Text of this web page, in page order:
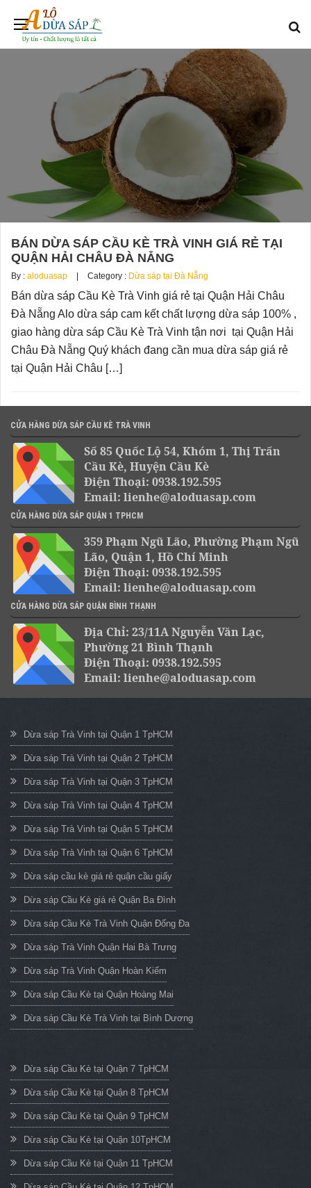
BÁN DỪA SÁP CẦU KÈ TRÀ VINH GIÁ RẺ TẠI
QUẬN HẢI CHÂU ĐÀ NẴNG
By : aloduasap Category : Dừa sáp tại Đà Nẵng
Bán dừa sáp Cầu Kè Trà Vinh giá rẻ tại Quận Hải Châu
Đà Nẵng Alo dừa sáp cam kết chất lượng dừa sáp 100% ,
giao hàng dừa sáp Cầu Kè Trà Vinh tận nơi tại Quận Hải
Châu Đà Nẵng Quý khách đang cần mua dừa sáp giá rẻ
tại Quận Hải Châu […]
CỬA HÀNG DỪA SÁP CẦU KÈ TRÀ VINH
Số 85 Quốc Lộ 54, Khóm 1, Thị Trấn
Cầu Kè, Huyện Cầu Kè
Điện Thoại: 0938.192.595
Email: lienhe@aloduasap.com
CỬA HÀNG DỪA SÁP QUẬN 1 TPHCM
359 Phạm Ngũ Lão, Phường Phạm Ngũ
Lão, Quận 1, Hồ Chí Minh
Điện Thoại: 0938.192.595
Email: lienhe@aloduasap.com
CỬA HÀNG DỪA SÁP QUẬN BÌNH THẠNH
Địa Chỉ: 23/11A Nguyễn Văn Lạc,
Phường 21 Bình Thạnh
Điện Thoại: 0938.192.595
Email: lienhe@aloduasap.com
Dừa sáp Trà Vinh tại Quận 1 TpHCM
Dừa sáp Trà Vinh tại Quận 2 TpHCM
Dừa sáp Trà Vinh tại Quận 3 TpHCM
Dừa sáp Trà Vinh tại Quận 4 TpHCM
Dừa sáp Trà Vinh tại Quận 5 TpHCM
Dừa sáp Trà Vinh tại Quận 6 TpHCM
Dừa sáp cầu kè giá rẻ quận cầu giấy
Dừa sáp Cầu Kè giá rẻ Quận Ba Đình
Dừa sáp Cầu Kè Trà Vinh Quận Đống Đa
Dừa sáp Trà Vinh Quận Hai Bà Trưng
Dừa sáp Trà Vinh Quận Hoàn Kiếm
Dừa sáp Cầu Kè tại Quận Hoàng Mai
Dừa sáp Cầu Kè Trà Vinh tại Bình Dương
Dừa sáp Cầu Kè tại Quận 7 TpHCM
Dừa sáp Cầu Kè tại Quận 8 TpHCM
Dừa sáp Cầu Kè tại Quận 9 TpHCM
Dừa sáp Cầu Kè tại Quận 10TpHCM
Dừa sáp Cầu Kè tại Quận 11 TpHCM